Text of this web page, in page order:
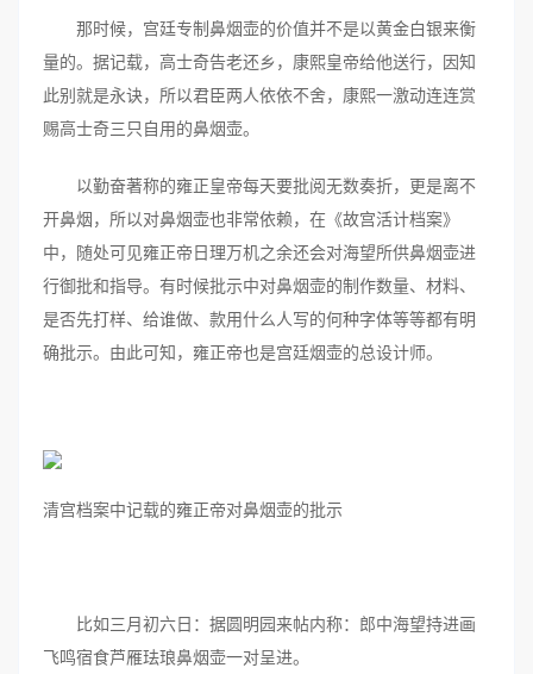
那时候，宫廷专制鼻烟壶的价值并不是以黄金白银来衡
量的。据记载，高士奇告老还乡，康熙皇帝给他送行，因知
此别就是永诀，所以君臣两人依依不舍，康熙一激动连连赏
赐高士奇三只自用的鼻烟壶。
以勤奋著称的雍正皇帝每天要批阅无数奏折，更是离不
开鼻烟，所以对鼻烟壶也非常依赖，在《故宫活计档案》
中，随处可见雍正帝日理万机之余还会对海望所供鼻烟壶进
行御批和指导。有时候批示中对鼻烟壶的制作数量、材料、
是否先打样、给谁做、款用什么人写的何种字体等等都有明
确批示。由此可知，雍正帝也是宫廷烟壶的总设计师。
清宫档案中记载的雍正帝对鼻烟壶的批示
比如三月初六日：据圆明园来帖内称：郎中海望持进画
飞鸣宿食芦雁珐琅鼻烟壶一对呈进。